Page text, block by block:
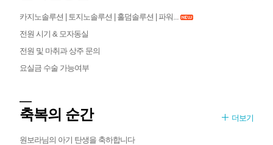
카지노솔루션 | 토지노솔루션 | 홀덤솔루션 | 파워...
전원 시기 & 모자동실
전원 및 마취과 상주 문의
요실금 수술 가능여부
축복의 순간 더보기
원보라님의 아기 탄생을 축하합니다